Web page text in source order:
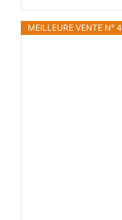
MEILLEURE VENTE N° 4